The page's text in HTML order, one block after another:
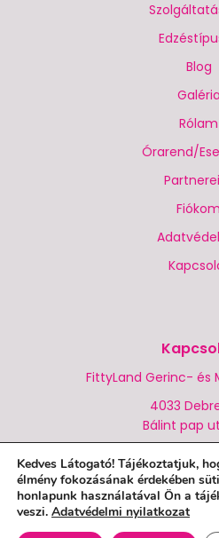
Blog
Galéria
Rólam
Órarend/
Fiókom
FittyLand Gerinc- és
4033
Bálint pap
+36 (70)
FittyLand 2022 ©
Kedves Látogató! Tájékoztatjuk,
élmény fokozásának érdekében
honlapunk használatával Ön a
veszi. Adatvédelmi nyilatkozat